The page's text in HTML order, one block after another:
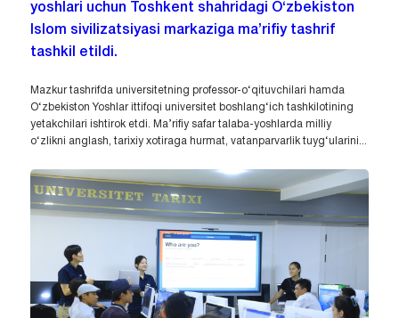
yoshlari uchun Toshkent shahridagi O‘zbekiston
Islom sivilizatsiyasi markaziga ma’rifiy tashrif
tashkil etildi.
Mazkur tashrifda universitetning professor-o‘qituvchilari hamda
O‘zbekiston Yoshlar ittifoqi universitet boshlang‘ich tashkilotining
yetakchilari ishtirok etdi. Ma’rifiy safar talaba-yoshlarda milliy
o‘zlikni anglash, tarixiy xotiraga hurmat, vatanparvarlik tuyg‘ularini...